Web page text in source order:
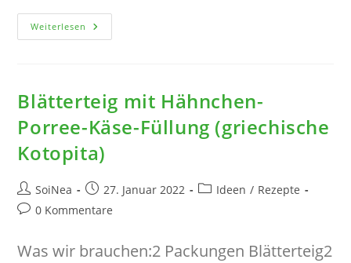
Weiterlesen Paniertes
Hähnchenbrustfilet
Dazu
Kartoffelspalten
Olivenöl
Frittiert
Blätterteig mit Hähnchen-
Porree-Käse-Füllung (griechische
Kotopita)
Beitrags-
Autor:
SoiNea
Beitrag
veröffentlicht:
27. Januar 2022
Beitrags-
Ideen / Rezepte
Beitrags-
0 Kommentare
Was wir brauchen:2 Packungen Blätterteig2